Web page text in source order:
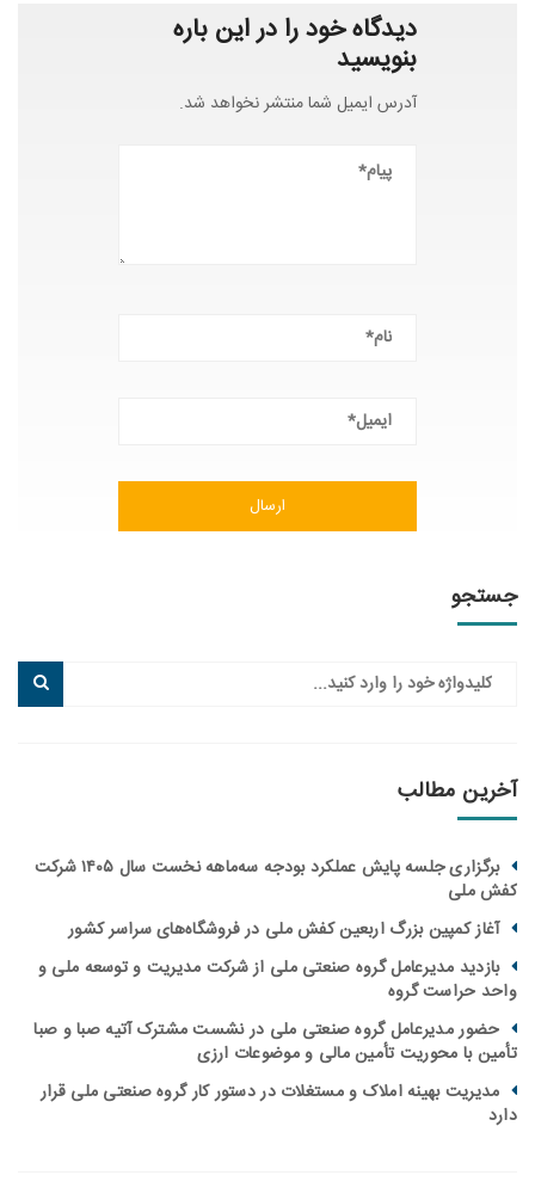
دیدگاه خود را در این باره
بنویسید
آدرس ایمیل شما منتشر نخواهد شد.
مطالب
برگزاری جلسه پایش عملکرد بودجه سه‌ماهه نخست سال ۱۴۰۵ شرکت
ملی
کمپین بزرگ اربعین کفش ملی در فروشگاه‌های سراسر کشور
مدیرعامل گروه صنعتی ملی از شرکت مدیریت و توسعه ملی و
حراست گروه
مدیرعامل گروه صنعتی ملی در نشست مشترک آتیه صبا و صبا
با محوریت تأمین مالی و موضوعات ارزی
بهینه املاک و مستغلات در دستور کار گروه صنعتی ملی قرار